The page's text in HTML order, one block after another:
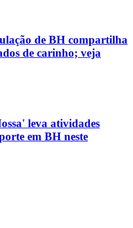
de BH compartilha
de carinho; veja
leva atividades
em BH neste